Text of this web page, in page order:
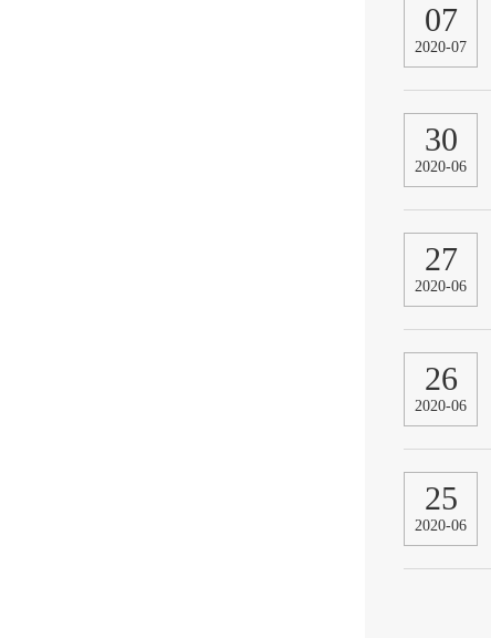
07
2020-07
30
2020-06
27
2020-06
26
2020-06
25
2020-06